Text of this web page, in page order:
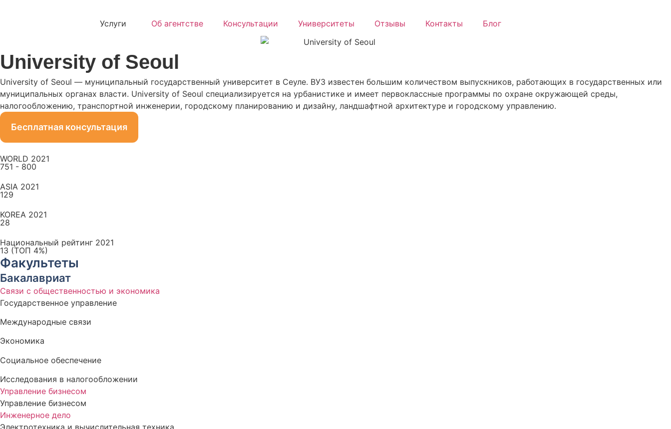
Услуги Об агентстве Консультации Университеты Отзывы Контакты Блог
University of Seoul
University of Seoul — муниципальный государственный университет в Сеуле. ВУЗ известен большим количеством выпускников, работающих в государственных или
муниципальных органах власти. University of Seoul специализируется на урбанистике и имеет первоклассные программы по охране окружающей среды,
налогообложению, транспортной инженерии, городскому планированию и дизайну, ландшафтной архитектуре и городскому управлению.
Бесплатная консультация
WORLD 2021
751 - 800
ASIA 2021
129
KOREA 2021
28
Национальный рейтинг 2021
13 (ТОП 4%)
Факультеты
Бакалавриат
Связи с общественностью и экономика
Государственное управление
Международные связи
Экономика
Социальное обеспечение
Исследования в налогообложении
Управление бизнесом
Управление бизнесом
Инженерное дело